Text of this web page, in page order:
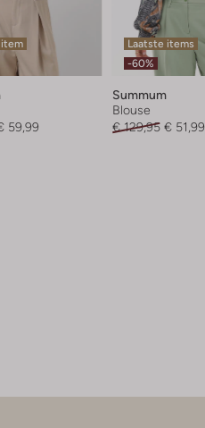
59,99
Laatste items
-60%
Summum
Blouse
€ 129,95 € 51,99